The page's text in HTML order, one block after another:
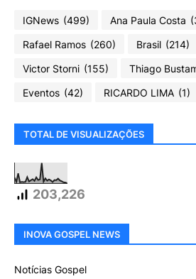
IGNews (499) Ana Paula Costa
Rafael Ramos (260) Brasil (214)
Victor Storni (155) Thiago
Eventos (42) RICARDO LIMA (1)
TOTAL DE VISUALIZAÇÕES
203,226
INOVA GOSPEL NEWS
Notícias Gospel